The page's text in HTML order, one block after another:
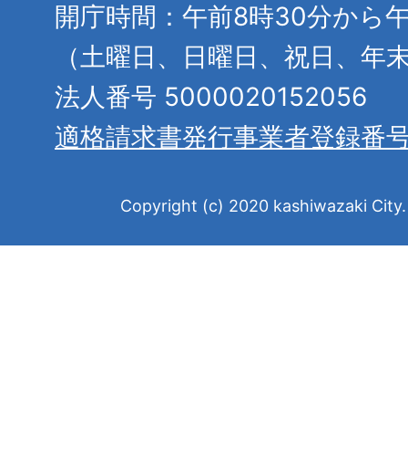
開庁時間：午前8時30分から
（土曜日、日曜日、祝日、年
法人番号 5000020152056
適格請求書発行事業者登録番
Copyright (c) 2020 kashiwazaki